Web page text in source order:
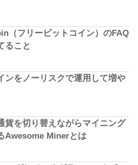
（フリービットコイン）のFAQ
ること
ンをノーリスクで運用して増や
貨を切り替えながらマイニング
Awesome Minerとは